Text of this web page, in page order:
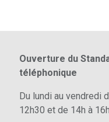
Ouverture du
téléphonique
Du lundi au vendredi
12h30 et de 14h à 16h